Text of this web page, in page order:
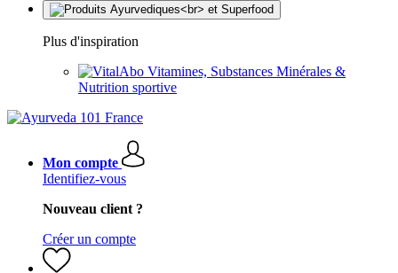
Plus d'inspiration
Vitamines, Substances Minérales &
Nutrition sportive
Mon compte
Identifiez-vous
Nouveau client ?
Créer un compte